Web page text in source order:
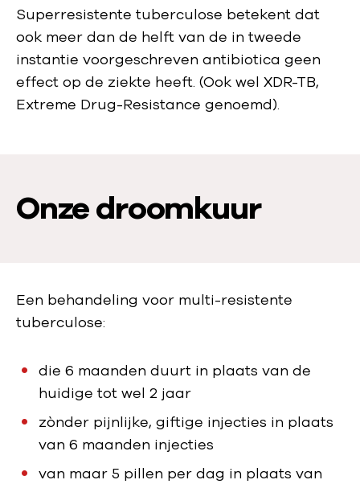
i
t
o
v
e
b
u
l
Superresistente tuberculose betekent dat
ook meer dan de helft van de in tweede
instantie voorgeschreven antibiotica geen
effect op de ziekte heeft. (Ook wel XDR-TB,
Extreme Drug-Resistance genoemd).
Onze droomkuur
Een behandeling voor multi-resistente
tuberculose:
die 6 maanden duurt in plaats van de
huidige tot wel 2 jaar
zònder pijnlijke, giftige injecties in plaats
van 6 maanden injecties
van maar 5 pillen per dag in plaats van